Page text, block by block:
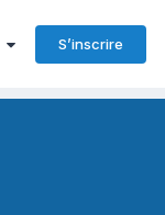
S’inscrire